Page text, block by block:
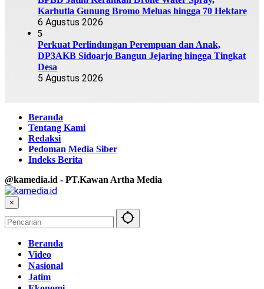
Karhutla Gunung Bromo Meluas hingga 70 Hektare
6 Agustus 2026
5
Perkuat Perlindungan Perempuan dan Anak,
DP3AKB Sidoarjo Bangun Jejaring hingga Tingkat
Desa
5 Agustus 2026
Beranda
Tentang Kami
Redaksi
Pedoman Media Siber
Indeks Berita
@kamedia.id - PT.Kawan Artha Media
×
Beranda
Video
Nasional
Jatim